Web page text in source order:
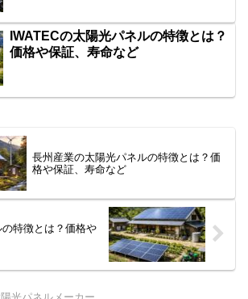
IWATECの太陽光パネルの特徴とは？
価格や保証、寿命など
長州産業の太陽光パネルの特徴とは？価
格や保証、寿命など
特徴とは？価格や